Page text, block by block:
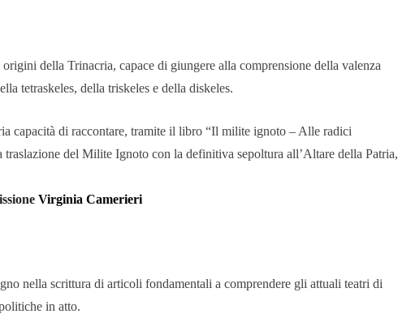
origini della Trinacria, capace di giungere alla comprensione della valenza
tetraskeles, della triskeles e della diskeles.
capacità di raccontare, tramite il libro “Il milite ignoto – Alle radici
traslazione del Milite Ignoto con la definitiva sepoltura all’Altare della Patria,
Virginia Camerieri
nella scrittura di articoli fondamentali a comprendere gli attuali teatri di
in atto.